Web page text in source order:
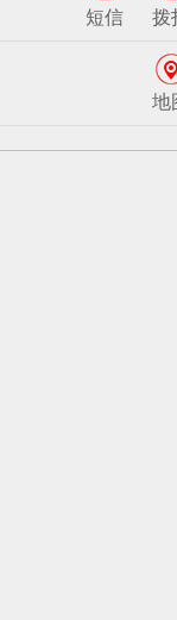
拨
短信
地